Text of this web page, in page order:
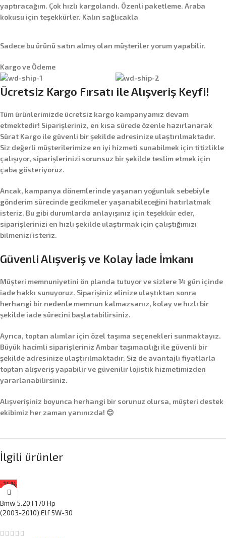
yaptıracağım. Çok hızlı kargolandı. Özenli paketleme. Araba
kokusu için teşekkürler. Kalın sağlıcakla
Sadece bu ürünü satın almış olan müşteriler yorum yapabilir.
Kargo ve Ödeme
Ücretsiz Kargo Fırsatı ile Alışveriş Keyfi!
Tüm ürünlerimizde ücretsiz kargo kampanyamız devam
etmektedir! Siparişleriniz, en kısa sürede özenle hazırlanarak
Sürat Kargo ile güvenli bir şekilde adresinize ulaştırılmaktadır.
Siz değerli müşterilerimize en iyi hizmeti sunabilmek için titizlikle
çalışıyor, siparişlerinizi sorunsuz bir şekilde teslim etmek için
çaba gösteriyoruz.
Ancak, kampanya dönemlerinde yaşanan yoğunluk sebebiyle
gönderim sürecinde gecikmeler yaşanabileceğini hatırlatmak
isteriz. Bu gibi durumlarda anlayışınız için teşekkür eder,
siparişlerinizi en hızlı şekilde ulaştırmak için çalıştığımızı
bilmenizi isteriz.
Güvenli Alışveriş ve Kolay İade İmkanı
Müşteri memnuniyetini ön planda tutuyor ve sizlere14 gün içinde
iade hakkı sunuyoruz. Siparişiniz elinize ulaştıktan sonra
herhangi bir nedenle memnun kalmazsanız, kolay ve hızlı bir
şekilde iade sürecini başlatabilirsiniz.
Ayrıca, toptan alımlar için özel taşıma seçenekleri sunmaktayız.
Büyük hacimli siparişleriniz Ambar taşımacılığı ile güvenli bir
şekilde adresinize ulaştırılmaktadır. Siz de avantajlı fiyatlarla
toptan alışveriş yapabilir ve güvenilir lojistik hizmetimizden
yararlanabilirsiniz.
Alışverişiniz boyunca herhangi bir sorunuz olursa, müşteri destek
ekibimiz her zaman yanınızda! 😊
İlgili ürünler
-16%
Bmw 5.20 I 170 Hp
(2003-2010) Elf 5W-30
Bakım Seti 3 Parça Set